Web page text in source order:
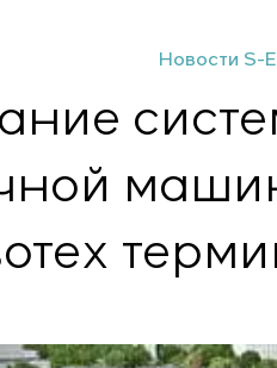
лаборатории
Новости S-